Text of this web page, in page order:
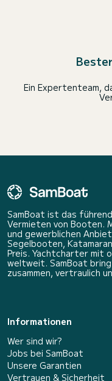
Ein Expertenteam,
SamBoat ist das
Vermieten von Booten.
und gewerblichen
Segelbooten,
Preis. Yachtcharter mit
weltweit. SamBoat
zusammen, vertraulich
Informationen
Wer sind wir?
Jobs bei SamBoat
Unsere Garantien
Vertrauen & Sicherheit